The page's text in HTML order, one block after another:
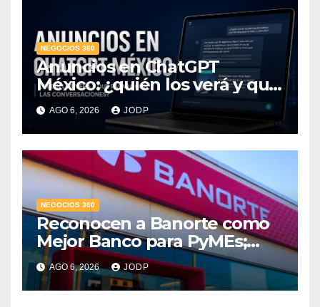
NEGOCIOS 360
Anuncios en ChatGPT
México: ¿quién los verá y qué
pasará con las
conversaciones?
AGO 6, 2026 JODP
NEGOCIOS 360
Reconocen a Banorte como
Mejor Banco para PyMEs;
supera 14% del mercado
crediticio
AGO 6, 2026 JODP